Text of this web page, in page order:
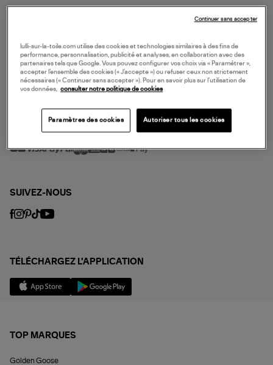
NOS SERVICES
SERVICE CLIENT
MODE DE PAIEMENT
SUIVEZ-NOUS
TÉLÉCHARGEZ L'APPLICATION
TOP MARQUES
Golden Goose
lulli-sur-la-toile.com utilise des cookies et technologies similaires à des fins de
performance, personnalisation, publicité et analyses, en collaboration avec des
partenaires tels que Google. Vous pouvez configurer vos choix via « Paramétrer »,
accepter l’ensemble des cookies (« J’accepte ») ou refuser ceux non strictement
nécessaires (« Continuer sans accepter »). Pour en savoir plus sur l’utilisation de
vos données,
consulter notre politique de cookies
Paramètres des cookies Autoriser tous les cookies
Continuer sans accepter